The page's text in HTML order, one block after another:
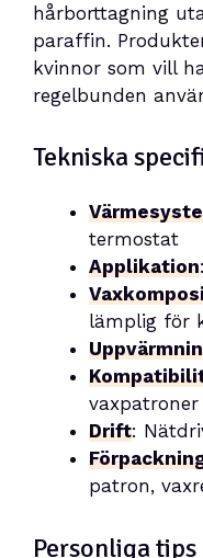
hårborttagning
paraffin.
kvinnor som vill
regelbunden
Tekniska
termostat
Applikation
lämplig för
vaxpatroner
Drift:
patron,
Personliga tips